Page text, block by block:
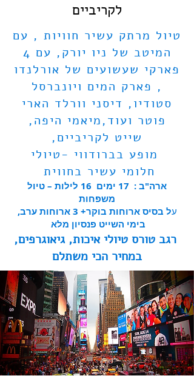
לקריביים
טיול מרתק עשיר חוויות , עם
המיטב של ניו יורק, עם 4
פארקי שעשועים של אורלנדו
, פארק המים ויונברסל
סטודיו, דיסני וורלד הארי
פוטר ועוד,מיאמי היפה,
שייט לקריביים,
מופע בברודווי -טיולי
חלומי עשיר בחווית
ארה"ב : 17 ימים 16 לילות – טיול
משפחות
ע
ל בסיס ארוחות בוקר+ 3 ארוחות ערב,
בימי השייט פנסיון מלא
רגב טורס טיולי איכות, גיאוגרפים,
במחיר הכי משתלם